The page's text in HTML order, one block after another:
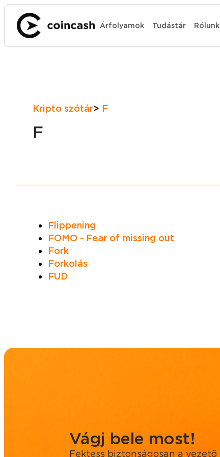
Árfolyamok Tudástár Rólunk
Kripto szótár F
F
Flippening
FOMO - Fear of missing out
Fork
Forkolás
FUD
Vágj bele most!
Fektess biztonságosan a vezető